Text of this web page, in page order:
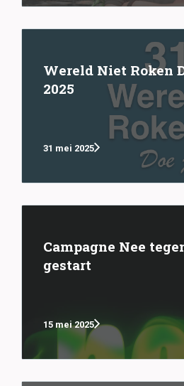
Wereld Niet Roken
2025
31 mei 2025
Campagne Nee
gestart
15 mei 2025